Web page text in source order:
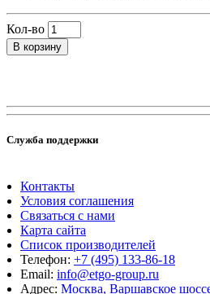
Кол-во
В корзину
Служба поддержки
Контакты
Условия соглашения
Связаться с нами
Карта сайта
Список производителей
Телефон: +7 (495) 133-86-18
Email: info@etgo-group.ru
Адрес: Москва, Варшавское